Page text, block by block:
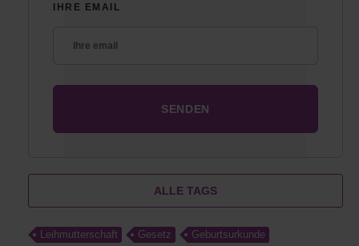
IHRE EMAIL
ALLE TAGS
Leihmutterschaft Gesetz
Geburtsurkunde